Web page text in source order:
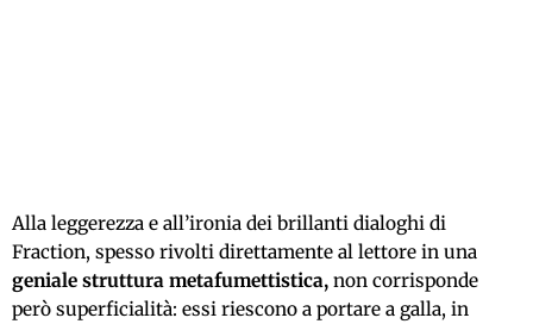
Alla leggerezza e all’ironia dei brillanti dialoghi di
Fraction, spesso rivolti direttamente al lettore in una
geniale struttura metafumettistica, non corrisponde
però superficialità: essi riescono a portare a galla, in